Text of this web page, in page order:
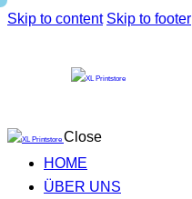
Skip to content Skip to footer
Close
HOME
ÜBER UNS